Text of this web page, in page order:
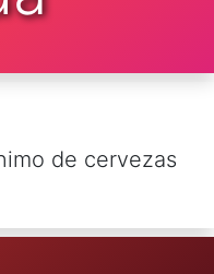
de cervezas